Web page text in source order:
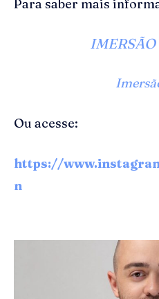
Para saber mais
Ou acesse:
https://
n